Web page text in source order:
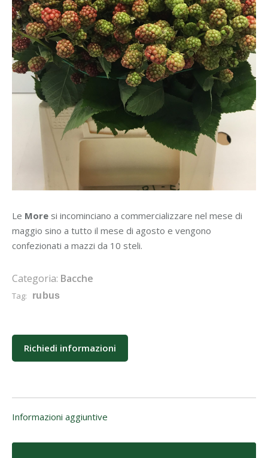
Le More si incominciano a commercializzare nel mese di
maggio sino a tutto il mese di agosto e vengono
confezionati a mazzi da 10 steli.
Categoria: Bacche
Tag: rubus
Richiedi informazioni
Informazioni aggiuntive